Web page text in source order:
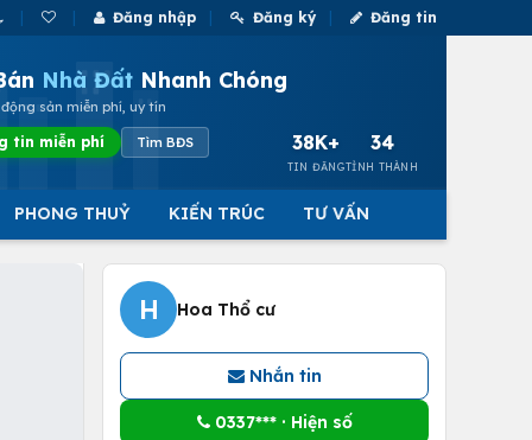
Đăng nhập Đăng ký Đăng tin
Nhà Đất Nhanh Chóng
sản miễn phí, uy tín
tin miễn phí Tìm BĐS 38K+
TIN ĐĂNG
34
TỈNH THÀNH
PHONG THUỶ KIẾN TRÚC TƯ VẤN
H Hoa Thổ cư
Nhắn tin
0337*** · Hiện số